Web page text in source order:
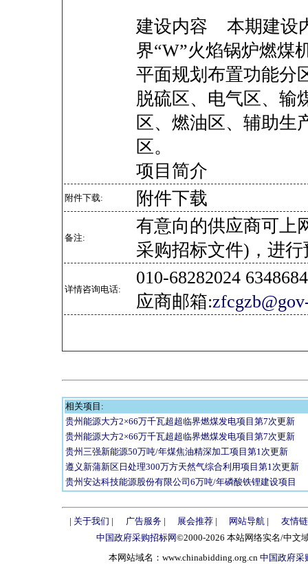
建设内容 本期建设
界“W”火焰锅炉燃煤
平面规划布置功能分
脱硫区、电气区、输
区、燃油区、辅助生
区。
项目简介
附件下载: 附件下载
备注:
有意向的供应商可上
采购招标文件)，进
详情咨询电话:
010-68282024
应商邮箱:
相关项目:
贵州能源大方2×66万千瓦超超临界燃煤发电项目第7次更新
贵州能源大方2×66万千瓦超超临界燃煤发电项目第7次更新
贵州三强新能源50万吨/年煤焦油精深加工项目第1次更新
遵义新蒲新区日处理300万方天然气综合利用项目第1次更新
贵州安达科技能源股份有限公司6万吨/年磷酸铁锂建设项目
| 关于我们 | 广告服务| 展会推荐| 网站导航 |
友情
中国政府采购招标网©2000-2026 本站网络实名/中文
本网站域名：www.chinabidding.org.cn 中国政府采